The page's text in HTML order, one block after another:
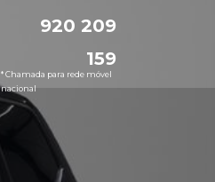
920 209
159
* Chamada para rede móvel
nacional